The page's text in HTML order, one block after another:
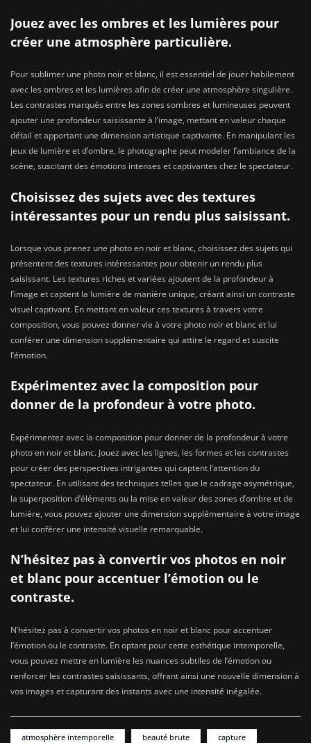
Jouez avec les ombres et les lumières pour
créer une atmosphère particulière.
Pour sublimer une photo noir et blanc, il est essentiel de jouer habilement
avec les ombres et les lumières afin de créer une atmosphère singulière.
Les contrastes marqués entre les zones sombres et lumineuses peuvent
ajouter une profondeur saisissante à l’image, mettant en valeur chaque
détail et apportant une dimension artistique captivante. En manipulant les
jeux de lumière et d’ombre, le photographe peut modeler l’ambiance de la
scène, suscitant des émotions intenses et captivantes chez le spectateur.
Choisissez des sujets avec des textures
intéressantes pour un rendu plus saisissant.
Lorsque vous prenez une photo en noir et blanc, choisissez des sujets qui
présentent des textures intéressantes pour obtenir un rendu plus
saisissant. Les textures riches et variées ajoutent de la profondeur à
l’image et captent la lumière de manière unique, créant ainsi un contraste
visuel captivant. En mettant en valeur ces textures à travers votre
composition, vous pouvez donner vie à votre photo noir et blanc et lui
conférer une dimension supplémentaire qui attire le regard et suscite
l’émotion.
Expérimentez avec la composition pour
donner de la profondeur à votre photo.
Expérimentez avec la composition pour donner de la profondeur à votre
photo en noir et blanc. Jouez avec les lignes, les formes et les contrastes
pour créer des perspectives intrigantes qui captent l’attention du
spectateur. En utilisant des techniques telles que le cadrage asymétrique,
la superposition d’éléments ou la mise en valeur des zones d’ombre et de
lumière, vous pouvez ajouter une dimension supplémentaire à votre image
et lui conférer une intensité visuelle remarquable.
N’hésitez pas à convertir vos photos en noir
et blanc pour accentuer l’émotion ou le
contraste.
N’hésitez pas à convertir vos photos en noir et blanc pour accentuer
l’émotion ou le contraste. En optant pour cette esthétique intemporelle,
vous pouvez mettre en lumière les nuances subtiles de l’émotion ou
renforcer les contrastes saisissants, offrant ainsi une nouvelle dimension à
vos images et capturant des instants avec une intensité inégalée.
atmosphère intemporelle beauté brute capture